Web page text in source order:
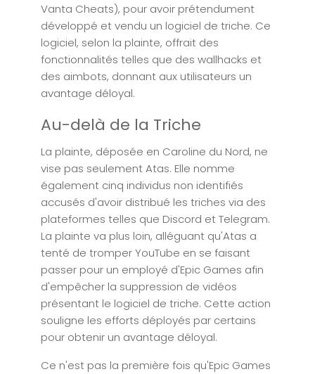
Vanta Cheats), pour avoir prétendument
développé et vendu un logiciel de triche. Ce
logiciel, selon la plainte, offrait des
fonctionnalités telles que des wallhacks et
des aimbots, donnant aux utilisateurs un
avantage déloyal.
Au-delà de la Triche
La plainte, déposée en Caroline du Nord, ne
vise pas seulement Atas. Elle nomme
également cinq individus non identifiés
accusés d'avoir distribué les triches via des
plateformes telles que Discord et Telegram.
La plainte va plus loin, alléguant qu'Atas a
tenté de tromper YouTube en se faisant
passer pour un employé d'Epic Games afin
d'empêcher la suppression de vidéos
présentant le logiciel de triche. Cette action
souligne les efforts déployés par certains
pour obtenir un avantage déloyal.
Ce n'est pas la première fois qu'Epic Games